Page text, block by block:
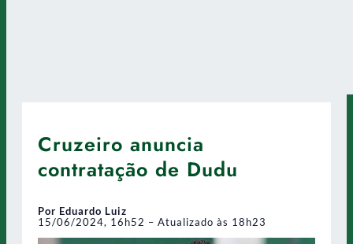
Cruzeiro anuncia
contratação de Dudu
Por Eduardo Luiz
15/06/2024, 16h52 – Atualizado às 18h23